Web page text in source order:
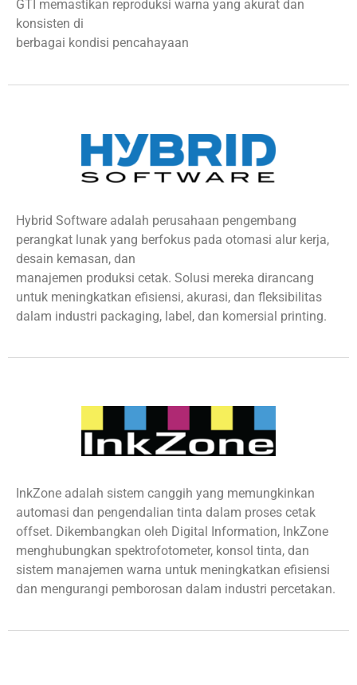
GTI memastikan reproduksi warna yang akurat dan
konsisten di
berbagai kondisi pencahayaan
Hybrid Software adalah perusahaan pengembang
perangkat lunak yang berfokus pada otomasi alur kerja,
desain kemasan, dan
manajemen produksi cetak. Solusi mereka dirancang
untuk meningkatkan efisiensi, akurasi, dan fleksibilitas
dalam industri packaging, label, dan komersial printing.
InkZone adalah sistem canggih yang memungkinkan
automasi dan pengendalian tinta dalam proses cetak
offset. Dikembangkan oleh Digital Information, InkZone
menghubungkan spektrofotometer, konsol tinta, dan
sistem manajemen warna untuk meningkatkan efisiensi
dan mengurangi pemborosan dalam industri percetakan.